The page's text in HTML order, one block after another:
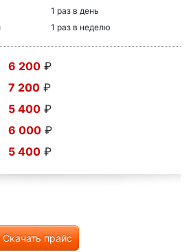
1 раз в день
1 раз в неделю
6 200 ₽
7 200 ₽
5 400 ₽
6 000 ₽
5 400 ₽
Скачать прайс